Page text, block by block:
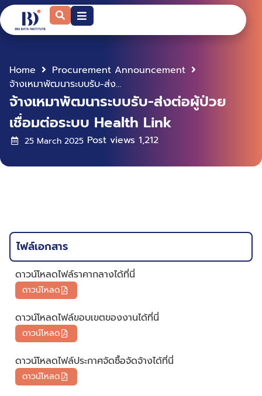
Home
Procurement Announcement
จ้างเหมาพัฒนาระบบรับ-ส่งต่อผู้ป่วยเชื่อมต่อระบบ Health Link
จ้างเหมาพัฒนาระบบรับ-ส่งต่อผู้ป่วย
เชื่อมต่อระบบ Health Link
25 March 2025 Post views 1,212
ไฟล์เอกสาร
ดาวน์โหลดไฟล์ราคากลางได้ที่นี่
ดาวน์โหลด
ดาวน์โหลดไฟล์ขอบเขตของงานได้ที่นี่
ดาวน์โหลด
ดาวน์โหลดไฟล์ประกาศจัดซื้อจัดจ้างได้ที่นี่
ดาวน์โหลด